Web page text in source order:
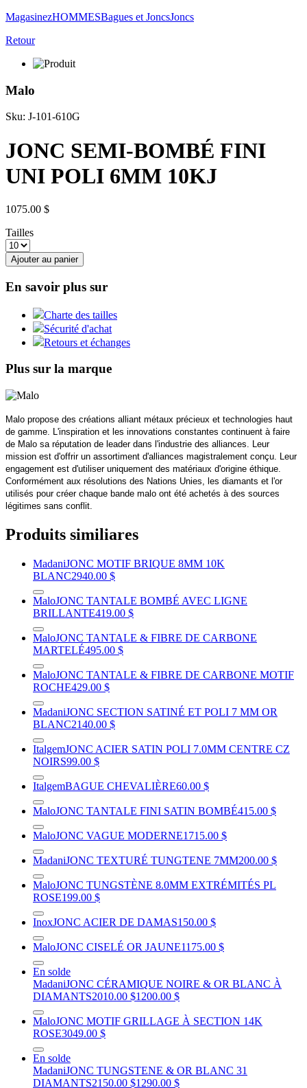
MagasinezHOMMESBagues et JoncsJoncs
Retour
Malo
Sku: J-101-610G
JONC SEMI-BOMBÉ FINI
UNI POLI 6MM 10KJ
1075.00 $
Tailles
Ajouter au panier
En savoir plus sur
Charte des tailles
Sécurité d'achat
Retours et échanges
Plus sur la marque
Malo propose des créations alliant métaux précieux et technologies haut
de gamme. L'inspiration et les innovations constantes continuent à faire
de Malo sa réputation de leader dans l'industrie des alliances. Leur
mission est d'offrir un assortiment d'alliances magistralement conçu. Leur
engagement est d'utiliser uniquement des matériaux d'origine éthique.
Conformément aux résolutions des Nations Unies, les diamants et l'or
utilisés pour créer chaque bande malo ont été achetés à des sources
légitimes sans conflit.
Produits similiares
MadaniJONC MOTIF BRIQUE 8MM 10K
BLANC2940.00 $
MaloJONC TANTALE BOMBÉ AVEC LIGNE
BRILLANTE419.00 $
MaloJONC TANTALE & FIBRE DE CARBONE
MARTELÉ495.00 $
MaloJONC TANTALE & FIBRE DE CARBONE MOTIF
ROCHE429.00 $
MadaniJONC SECTION SATINÉ ET POLI 7 MM OR
BLANC2140.00 $
ItalgemJONC ACIER SATIN POLI 7.0MM CENTRE CZ
NOIRS99.00 $
ItalgemBAGUE CHEVALIÈRE60.00 $
MaloJONC TANTALE FINI SATIN BOMBÉ415.00 $
MaloJONC VAGUE MODERNE1715.00 $
MadaniJONC TEXTURÉ TUNGTENE 7MM200.00 $
MaloJONC TUNGSTÈNE 8.0MM EXTRÉMITÉS PL
ROSE199.00 $
InoxJONC ACIER DE DAMAS150.00 $
MaloJONC CISELÉ OR JAUNE1175.00 $
En solde
MadaniJONC CÉRAMIQUE NOIRE & OR BLANC À
DIAMANTS2010.00 $1200.00 $
MaloJONC MOTIF GRILLAGE À SECTION 14K
ROSE3049.00 $
En solde
MadaniJONC TUNGSTENE & OR BLANC 31
DIAMANTS2150.00 $1290.00 $